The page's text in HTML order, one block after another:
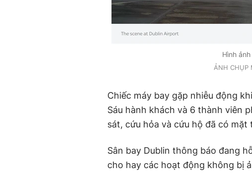
Hình
ẢNH CHỤP
Chiếc máy bay gặp nhiễu động
Sáu hành khách và 6 thành viên
sát, cứu hỏa và cứu hộ đã có
Sân bay Dublin thông báo đang
cho hay các hoạt động không bị